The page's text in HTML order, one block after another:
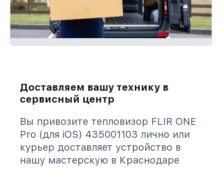
Доставляем вашу технику в
сервисный центр
Вы привозите тепловизор FLIR ONE
Pro (для iOS) 435001103 лично или
курьер доставляет устройство в
нашу мастерскую в Краснодаре